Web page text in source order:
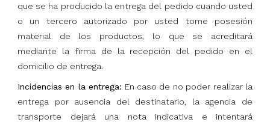
que se ha producido la entrega del pedido cuando usted
o un tercero autorizado por usted tome posesión
material de los productos, lo que se acreditará
mediante la firma de la recepción del pedido en el
domicilio de entrega.
Incidencias en la entrega: En caso de no poder realizar la
entrega por ausencia del destinatario, la agencia de
transporte dejará una nota indicativa e intentará